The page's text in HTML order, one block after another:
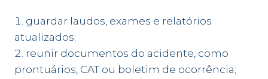
guardar laudos, exames e relatórios
atualizados;
reunir documentos do acidente, como
prontuários, CAT ou boletim de ocorrência;